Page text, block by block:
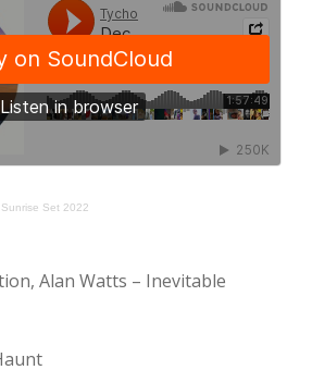
Set 2022
Alan Watts – Inevitable